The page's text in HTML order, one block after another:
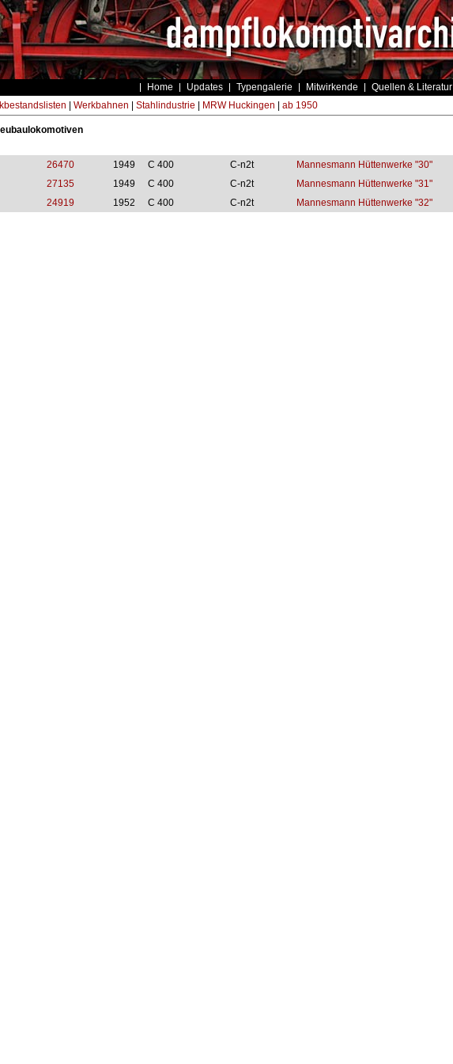
Home Updates Typengalerie Mitwirkende Quellen & Literatur
Werkbahnen Stahlindustrie MRW Huckingen ab 1950
26470 1949 C 400 C-n2t
Mannesmann Hüttenwerke "30"
27135 1949 C 400 C-n2t
Mannesmann Hüttenwerke "31"
24919 1952 C 400 C-n2t Mannesmann Hüttenwerke "32"